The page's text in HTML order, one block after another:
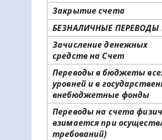
Закрытие счета
БЕЗНАЛИЧНЫЕ ПЕРЕВОДЫ
Зачисление денежных
средств на Счет
Переводы в бюджеты
уровней и в
внебюджетные фонды
Переводы на счета
взимается при
требований)